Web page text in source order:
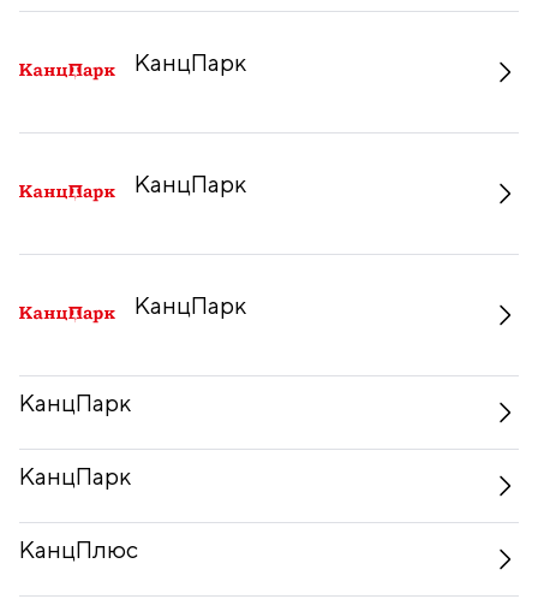
КанцПарк
КанцПарк
КанцПарк
КанцПарк
КанцПарк
КанцПлюс